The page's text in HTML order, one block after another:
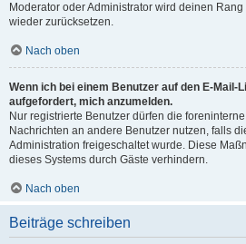
Moderator oder Administrator wird deinen
wieder zurücksetzen.
Nach oben
Wenn ich bei einem Benutzer auf den E-Mail-
aufgefordert, mich anzumelden.
Nur registrierte Benutzer dürfen die
Nachrichten an andere Benutzer nutzen, falls
Administration freigeschaltet wurde. Diese
dieses Systems durch Gäste verhindern.
Nach oben
Beiträge schreiben